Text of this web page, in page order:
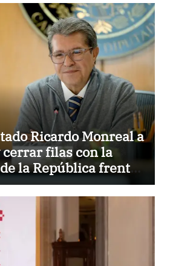
Ricardo Monreal a
filas con la
la República frente
de políticas del